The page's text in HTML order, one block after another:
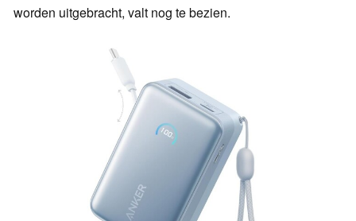
worden uitgebracht, valt nog te bezien.